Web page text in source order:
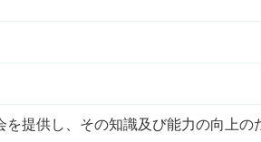
提供し、その知識及び能力の向上の